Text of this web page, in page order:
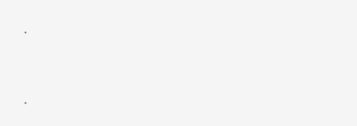
.
.